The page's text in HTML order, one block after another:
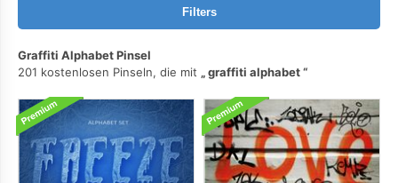
Filters
Graffiti Alphabet Pinsel
201 kostenlosen Pinseln, die mit
graffiti alphabet